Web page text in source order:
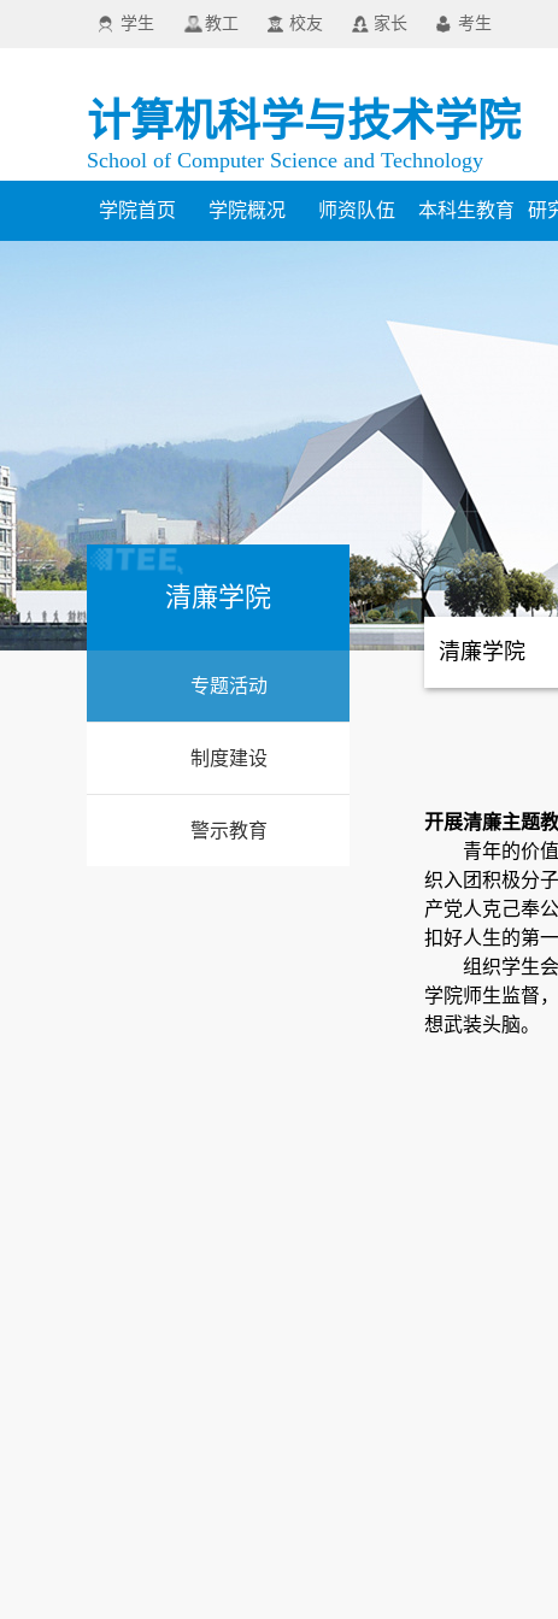
学生 教工 校友 家长 考生
计算机科学与技术学院
School of Computer Science and Technology
学院首页 学院概况 师资队伍 本科生教育 研
清廉学院
专题活动
制度建设
警示教育
清廉学院
开展清廉主题
青年的价
织入团积极分
产党人克己奉公
扣好人生的第一
组织学生
学院师生监督
想武装头脑。